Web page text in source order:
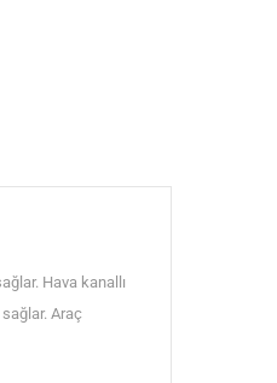
Hava kanallı
sağlar. Araç